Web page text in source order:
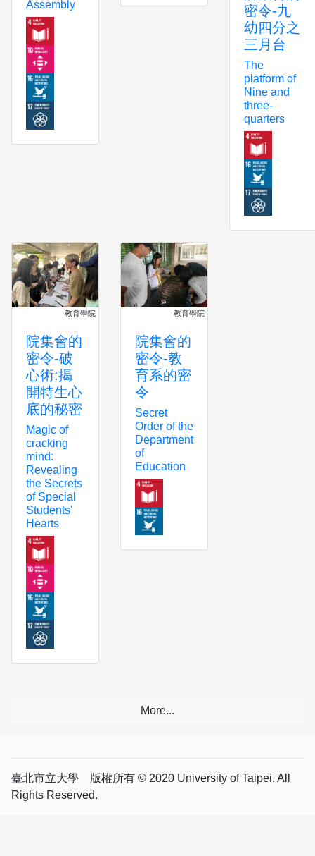
Assembly
密令-九
幼四分之
三月台
The
platform of
Nine and
three-
quarters
教育學院
院集會的
密令-破
心術:揭
開特生心
底的秘密
Magic of
cracking
mind:
Revealing
the Secrets
of Special
Students'
Hearts
教育學院
院集會的
密令-教
育系的密
令
Secret
Order of the
Department
of
Education
臺北市立大學 版權所有 © 2020 University of Taipei. All
Rights Reserved.